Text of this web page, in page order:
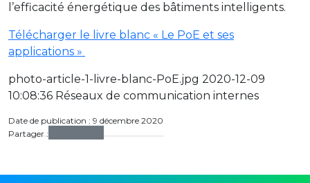
l’efficacité énergétique des bâtiments intelligents.
Télécharger le livre blanc « Le PoE et ses
applications »
photo-article-1-livre-blanc-PoE.jpg 2020-12-09
10:08:36 Réseaux de communication internes
Date de publication : 9 décembre 2020
Partager :